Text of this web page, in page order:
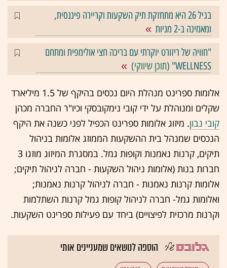
בגיל 26 היא מתחזקת תיק השקעות וקריירה פיננסית,
ומאמינה ב-2 מניות
"חוויה של ריזורט יוקרתי עם בריכה חצי אולימפית ומתחם
WELLNESS" (
תוכן שיווקי)
אלומות ספרינט מנהלת היום נכסים בהיקף של 1.5 מיליארד
שקלים ומנוהלת על ידי קובי נימקובסקי וכיו"ר החברה מכהן
קובי נבון. מיזוג אלומות ספרינט הכפיל לפני כשנה את היקף
הנכסים שמנהל בית ההשקעות הממוזג אלומות בניהול
תיקים, קרנות נאמנות וקופות גמל. במסגרת המיזוג מוזגו 3
חברות בנות (אלומות ניהול השקעות - חברה לניהול תיקים;
אלומות קרנות נאמנות - חברה לניהול קרנות נאמנות;
ואלומות גמל- חברה לניהול קופות גמל קרנות השתלמות
וקרנות מרכזית לפיצויים) ביחד עם פעילות ספרינט השקעות.
הוספה לנושאים שמעניינים אותי